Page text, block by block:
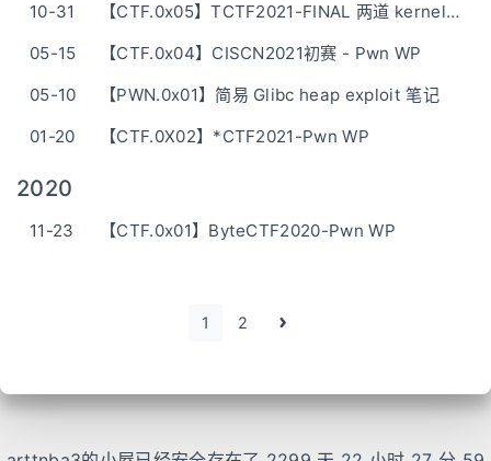
10-31
【CTF.0x05】TCTF2021-FINAL 两道 kernel pwn 题解
05-15
【CTF.0x04】CISCN2021初赛 - Pwn WP
05-10
【PWN.0x01】简易 Glibc heap exploit 笔记
01-20
【CTF.0X02】*CTF2021-Pwn WP
2020
11-23 【CTF.0x01】ByteCTF2020-Pwn WP
1 2